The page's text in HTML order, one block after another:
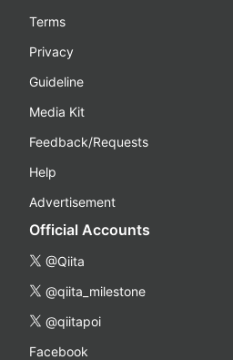
Terms
Privacy
Guideline
Media Kit
Feedback/Requests
Help
Advertisement
Official Accounts
@Qiita
@qiita_milestone
@qiitapoi
Facebook